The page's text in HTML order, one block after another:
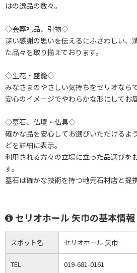
はの逸品の数々。
◇会葬礼品、引物◇
深い感謝の思いを伝えるにふさわしい、
た品々を取り揃えております。
◇生花・盛籠◇
みなさまのやさしい気持ちをセリオなら
安心のイメージでやわらかな形にしてお
◇墓石、仏壇・仏具◇
確かな品を安心してお選びいただけるよ
どを詳細に表示。
利用される方々の立場に立った品選びを
す。
墓石は確かな技術を持つ地元石材店と提
セリオホール 矢巾の基本情報
スポット名 セリオホール 矢巾
TEL 019-681-0161